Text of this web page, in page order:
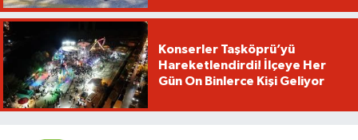
Konserler Taşköprü’yü
Hareketlendirdi! İlçeye Her
Gün On Binlerce Kişi Geliyor